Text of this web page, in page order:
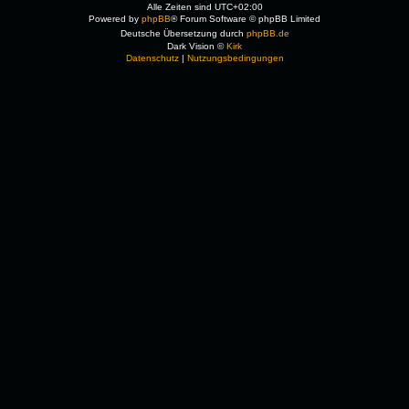
Alle Zeiten sind UTC+02:00
Powered by phpBB® Forum Software © phpBB Limited
Deutsche Übersetzung durch phpBB.de
Dark Vision ©Kirk
Datenschutz| Nutzungsbedingungen